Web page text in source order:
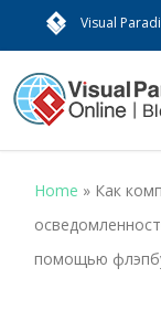
Visual
Home » Как
помощью